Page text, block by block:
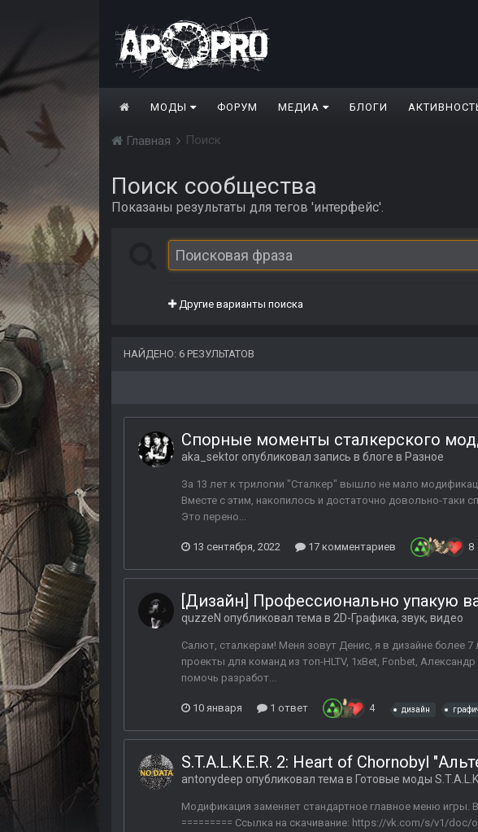
МОДЫ ФОРУМ МЕДИА БЛОГИ
Главная Поиск
Поиск сообщества
Показаны результаты для тегов 'интерфейс'.
Другие варианты поиска
НАЙДЕНО: 6 РЕЗУЛЬТАТОВ
Спорные моменты сталкерского
aka_sektor опубликовал запись в блоге в Разное
За 13 лет к трилогии "Сталкер" вышло не мало
Вместе с этим, накопилось и достаточно довольно-таки
Это перено...
13 сентября, 2022 17 комментариев 8
[Дизайн] Профессионально упакую
quzzeN опубликовал тема в 2D-Графика, звук, видео
Салют, сталкерам! Меня зовут Денис, я в дизайне более
проекты для команд из топ-HLTV, 1xBet, Fonbet,
помочь разработ...
10 января 1 ответ 4 дизайн
S.T.A.L.K.E.R. 2: Heart of Chornobyl
antonydeep опубликовал тема в Готовые моды
Модификация заменяет стандартное главное меню
========= Ссылка на скачивание: https://vk.com/s/v1/doc/